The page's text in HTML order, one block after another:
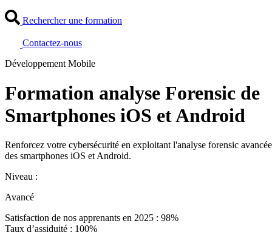
Rechercher une formation
Contactez-nous
Développement Mobile
Formation analyse Forensic de
Smartphones iOS et Android
Renforcez votre cybersécurité en exploitant l'analyse forensic avancée
des smartphones iOS et Android.
Niveau :
Avancé
Satisfaction de nos apprenants en 2025 : 98%
Taux d’assiduité : 100%